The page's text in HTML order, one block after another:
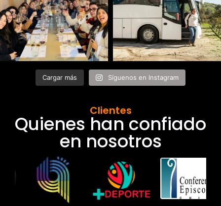
Cargar más Síguenos en Instagram
Clientes
Quienes han confiado
en nosotros